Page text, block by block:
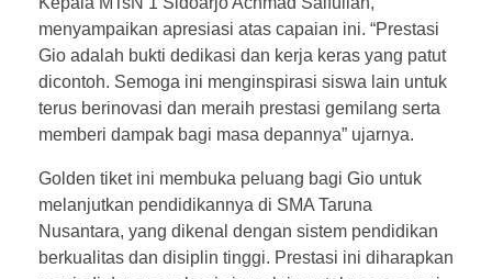
menyampaikan apresiasi atas capaian ini. “Prestasi
Gio adalah bukti dedikasi dan kerja keras yang patut
dicontoh. Semoga ini menginspirasi siswa lain untuk
terus berinovasi dan meraih prestasi gemilang serta
memberi dampak bagi masa depannya” ujarnya.
Golden tiket ini membuka peluang bagi Gio untuk
melanjutkan pendidikannya di SMA Taruna
Nusantara, yang dikenal dengan sistem pendidikan
berkualitas dan disiplin tinggi. Prestasi ini diharapkan